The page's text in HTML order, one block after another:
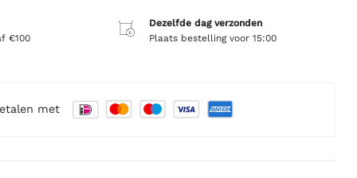
€100
Dezelfde dag verzonden
Plaats bestelling voor 15:00
met